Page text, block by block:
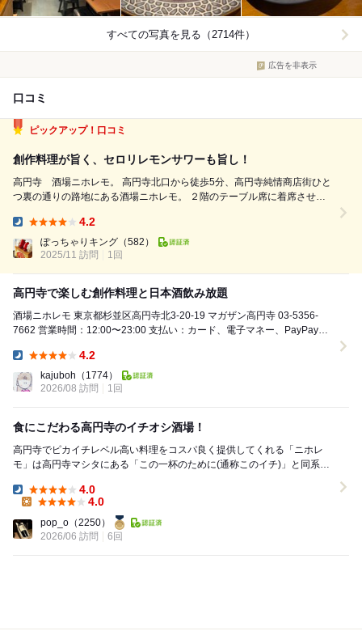
すべての写真を見る（2714件）
広告を非表示
口コミ
ピックアップ！口コミ
創作料理が旨く、セロリレモンサワーも旨し！
高円寺 酒場ニホレモ。 高円寺北口から徒歩5分、高円寺純情商店街ひと
つ裏の通りの路地にある酒場ニホレモ。 ２階のテーブル席に着席させて
製レモンスカッシュ ・大人のラムらフルーラ・ラフランス ・日本酒
（LOHA、楽...
4.2
ぽっちゃりキング （582）
2025/11 訪問
1回
高円寺で楽しむ創作料理と日本酒飲み放題
酒場ニホレモ 東京都杉並区高円寺北3-20-19 マガザン高円寺 03-5356-
7662 営業時間：12:00〜23:00 支払い：カード、電子マネー、PayPay可
4.2
kajuboh （1774）
2026/08 訪問
1回
食にこだわる高円寺のイチオシ酒場！
高円寺でピカイチレベル高い料理をコスパ良く提供してくれる「ニホレ
モ」は高円寺マシタにある「この一杯のために(通称このイチ)」と同系
Dinner:
4.0
4.0
pop_o （2250）
2026/06 訪問
6回